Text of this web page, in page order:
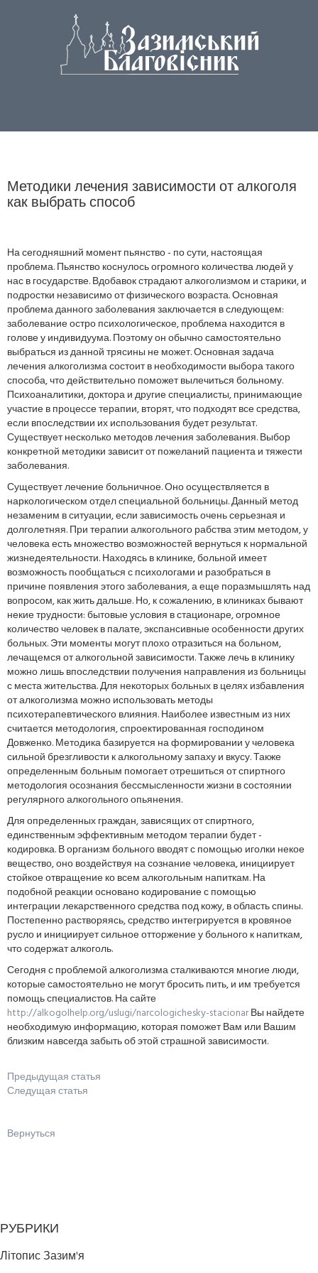
Методики лечения зависимости от алкоголя
как выбрать способ
На сегодняшний момент пьянство - по сути, настоящая
проблема. Пьянство коснулось огромного количества людей у
нас в государстве. Вдобавок страдают алкоголизмом и старики, и
подростки независимо от физического возраста. Основная
проблема данного заболевания заключается в следующем:
заболевание остро психологическое, проблема находится в
голове у индивидуума. Поэтому он обычно самостоятельно
выбраться из данной трясины не может. Основная задача
лечения алкоголизма состоит в необходимости выбора такого
способа, что действительно поможет вылечиться больному.
Психоаналитики, доктора и другие специалисты, принимающие
участие в процессе терапии, вторят, что подходят все средства,
если впоследствии их использования будет результат.
Существует несколько методов лечения заболевания. Выбор
конкретной методики зависит от пожеланий пациента и тяжести
заболевания.
Существует лечение больничное. Оно осуществляется в
наркологическом отдел специальной больницы. Данный метод
незаменим в ситуации, если зависимость очень серьезная и
долголетняя. При терапии алкогольного рабства этим методом, у
человека есть множество возможностей вернуться к нормальной
жизнедеятельности. Находясь в клинике, больной имеет
возможность пообщаться с психологами и разобраться в
причине появления этого заболевания, а еще поразмышлять над
вопросом, как жить дальше. Но, к сожалению, в клиниках бывают
некие трудности: бытовые условия в стационаре, огромное
количество человек в палате, экспансивные особенности других
больных. Эти моменты могут плохо отразиться на больном,
лечащемся от алкогольной зависимости. Также лечь в клинику
можно лишь впоследствии получения направления из больницы
с места жительства. Для некоторых больных в целях избавления
от алкоголизма можно использовать методы
психотерапевтического влияния. Наиболее известным из них
считается методология, спроектированная господином
Довженко. Методика базируется на формировании у человека
сильной брезгливости к алкогольному запаху и вкусу. Также
определенным больным помогает отрешиться от спиртного
методология осознания бессмысленности жизни в состоянии
регулярного алкогольного опьянения.
Для определенных граждан, зависящих от спиртного,
единственным эффективным методом терапии будет -
кодировка. В организм больного вводят с помощью иголки некое
вещество, оно воздействуя на сознание человека, инициирует
стойкое отвращение ко всем алкогольным напиткам. На
подобной реакции основано кодирование с помощью
интеграции лекарственного средства под кожу, в область спины.
Постепенно растворяясь, средство интегрируется в кровяное
русло и инициирует сильное отторжение у больного к напиткам,
что содержат алкоголь.
Сегодня с проблемой алкоголизма сталкиваются многие люди,
которые самостоятельно не могут бросить пить, и им требуется
помощь специалистов. На сайте
http://alkogolhelp.org/uslugi/narcologichesky-stacionarВы найдете
необходимую информацию, которая поможет Вам или Вашим
близким навсегда забыть об этой страшной зависимости.
Предыдущая статья
Следущая статья
Вернуться
РУБРИКИ
Літопис Зазим'я